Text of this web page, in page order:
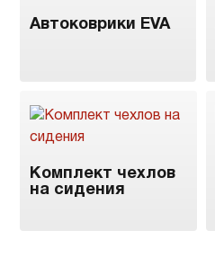
Автоковрики EVA
Комплект чехлов
на сидения